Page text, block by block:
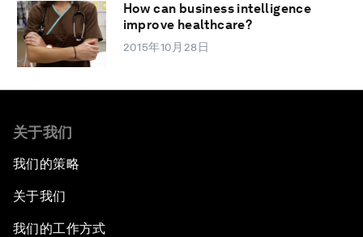
How can business intelligence
improve healthcare?
2015年10月28日
关于我们
我们的策略
关于我们
我们的工作方式